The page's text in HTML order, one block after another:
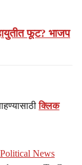
फूट? भाजप
क्लिक
News